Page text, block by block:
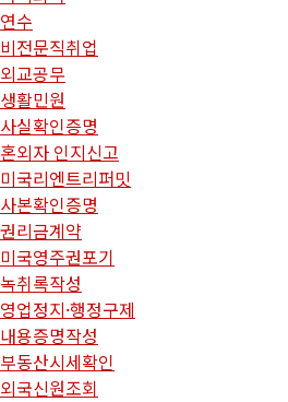
연수
비전문직취업
외교공무
생활민원
사실확인증명
혼외자 인지신고
미국리엔트리퍼밋
사본확인증명
권리금계약
미국영주권포기
녹취록작성
영업정지·행정구제
내용증명작성
부동산시세확인
외국신원조회